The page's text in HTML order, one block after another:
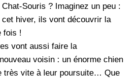
Chat-Souris ? Imaginez un peu :
cet hiver, ils vont découvrir la
fois !
vont aussi faire la
voisin : un énorme chien
très vite à leur poursuite… Que